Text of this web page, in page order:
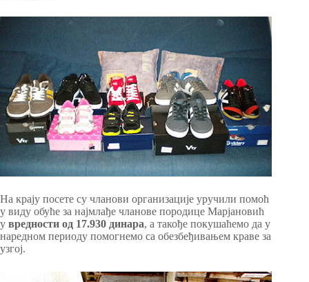
На крају посете су чланови организације уручили помоћ
у виду обуће за најмлађе чланове породице Марјановић
у вредности од 17.930 динара, а такође покушаћемо да у
наредном периоду помогнемо са обезбеђивањем краве за
узгој.